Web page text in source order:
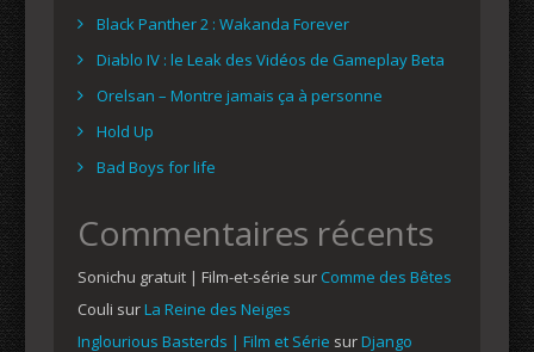
Black Panther 2 : Wakanda Forever
Diablo IV : le Leak des Vidéos de Gameplay Beta
Orelsan – Montre jamais ça à personne
Hold Up
Bad Boys for life
Commentaires récents
Sonichu gratuit | Film-et-série sur Comme des Bêtes
Couli surLa Reine des Neiges
Inglourious Basterds | Film et Série surDjango